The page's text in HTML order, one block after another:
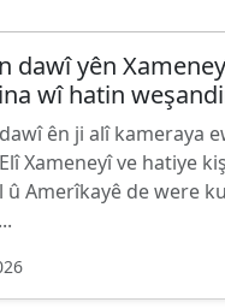
dawî yên
wî hatin
ên ji alî kameraya
Xameneyî ve hatiye
û Amerîkayê de were